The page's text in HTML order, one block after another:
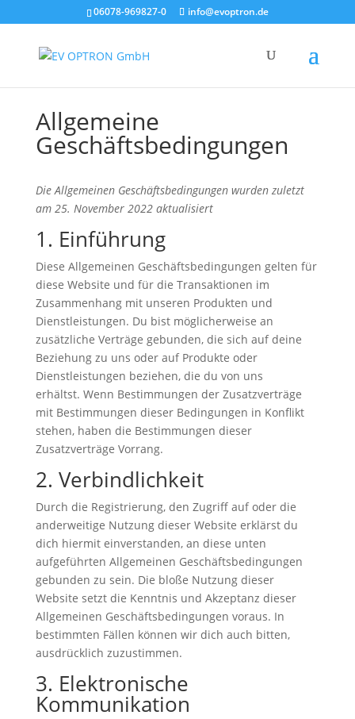
06078-969827-0 info@evoptron.de
Allgemeine
Geschäftsbedingungen
Die Allgemeinen Geschäftsbedingungen wurden zuletzt
am 25. November 2022 aktualisiert
1. Einführung
Diese Allgemeinen Geschäftsbedingungen gelten für
diese Website und für die Transaktionen im
Zusammenhang mit unseren Produkten und
Dienstleistungen. Du bist möglicherweise an
zusätzliche Verträge gebunden, die sich auf deine
Beziehung zu uns oder auf Produkte oder
Dienstleistungen beziehen, die du von uns
erhältst. Wenn Bestimmungen der Zusatzverträge
mit Bestimmungen dieser Bedingungen in Konflikt
stehen, haben die Bestimmungen dieser
Zusatzverträge Vorrang.
2. Verbindlichkeit
Durch die Registrierung, den Zugriff auf oder die
anderweitige Nutzung dieser Website erklärst du
dich hiermit einverstanden, an diese unten
aufgeführten Allgemeinen Geschäftsbedingungen
gebunden zu sein. Die bloße Nutzung dieser
Website setzt die Kenntnis und Akzeptanz dieser
Allgemeinen Geschäftsbedingungen voraus. In
bestimmten Fällen können wir dich auch bitten,
ausdrücklich zuzustimmen.
3. Elektronische
Kommunikation